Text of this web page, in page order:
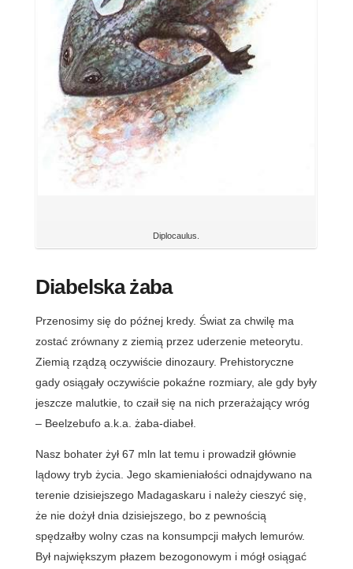
Diplocaulus.
Diabelska żaba
Przenosimy się do późnej kredy. Świat za chwilę ma
zostać zrównany z ziemią przez uderzenie meteorytu.
Ziemią rządzą oczywiście dinozaury. Prehistoryczne
gady osiągały oczywiście pokaźne rozmiary, ale gdy były
jeszcze malutkie, to czaił się na nich przerażający wróg
– Beelzebufo a.k.a. żaba-diabeł.
Nasz bohater żył 67 mln lat temu i prowadził głównie
lądowy tryb życia. Jego skamieniałości odnajdywano na
terenie dzisiejszego Madagaskaru i należy cieszyć się,
że nie dożył dnia dzisiejszego, bo z pewnością
spędzałby wolny czas na konsumpcji małych lemurów.
Był największym płazem bezogonowym i mógł osiągać